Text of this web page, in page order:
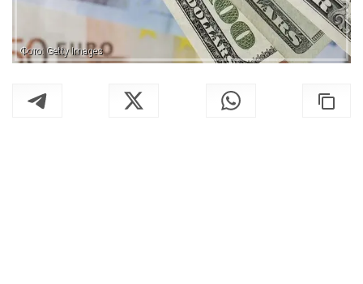
Фото: Getty Images